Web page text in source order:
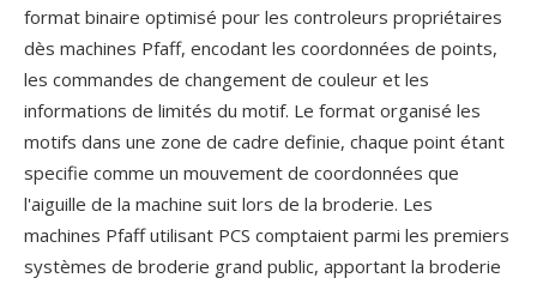
format binaire optimisé pour les controleurs propriétaires
dès machines Pfaff, encodant les coordonnées de points,
les commandes de changement de couleur et les
informations de limités du motif. Le format organisé les
motifs dans une zone de cadre definie, chaque point étant
specifie comme un mouvement de coordonnées que
l'aiguille de la machine suit lors de la broderie. Les
machines Pfaff utilisant PCS comptaient parmi les premiers
systèmes de broderie grand public, apportant la broderie